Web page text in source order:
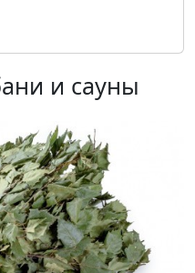
и сауны